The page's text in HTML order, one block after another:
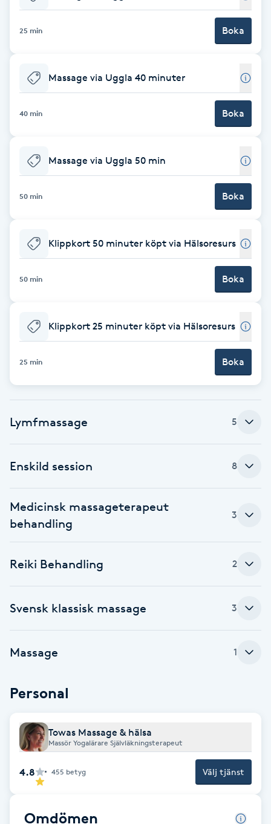
Balayage
Barnklippning
Blowout
Bottenfärg
Brynfärgning
Brynplockning
C
Celluliter
Color correction
Cryoterapi
D
Diamantslipning
Extensions
Extensions borttagning
Eyeliner-tatuering
25 min Boka
Massage via Uggla 40 minuter
40 min Boka
Massage via Uggla 50 min
50 min Boka
Klippkort 50 minuter köpt via Hälsoresurs
50 min Boka
Klippkort 25 minuter köpt via Hälsoresurs
25 min Boka
Lymfmassage 5
Enskild session 8
Medicinsk massageterapeut
behandling
3
Reiki Behandling 2
Svensk klassisk massage 3
Massage 1
Personal
Towas Massage & hälsa
Massör Yogalärare Självläkningsterapeut
4.8 455 betyg Välj tjänst
Omdömen